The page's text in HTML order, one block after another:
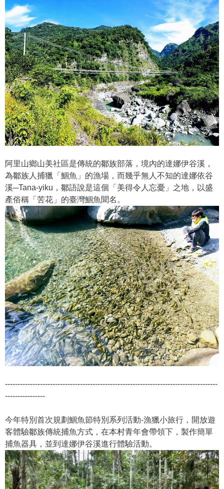
阿里山鄉山美社區是傳統的鄒族部落，境內的達娜伊谷溪，
為鄒族人捕獵「鯝魚」的漁場，而幾乎無人不知的達娜依谷
溪─Tana-yiku，鄒語說是這個「美得令人忘憂」之地，以盛
產俗稱「苦花」的臺灣鯝魚聞名。
-------------------------------------------------------------------------------------
----------------
今年特別首次規劃鯝魚節特別系列活動-漁獵小旅行，開放遊
客體驗鄒族傳統捕魚方式，在本村青年會帶領下，製作簡單
捕魚器具，並到達娜伊谷溪進行體驗活動。